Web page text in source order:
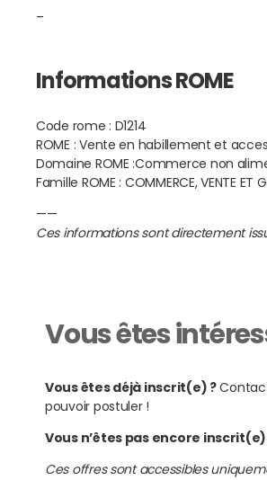
–
Informations ROME
Code rome : D1214
ROME : Vente en habillement et
Domaine ROME :Commerce non
Famille ROME : COMMERCE, VENTE ET
——
Ces informations sont directement
Vous êtes
Vous êtes déjà inscrit(e) ?
pouvoir postuler !
Vous n’êtes pas encore inscrit(e)
Ces offres sont accessibles